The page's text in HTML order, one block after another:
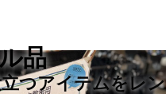
品
つアイテムをレン